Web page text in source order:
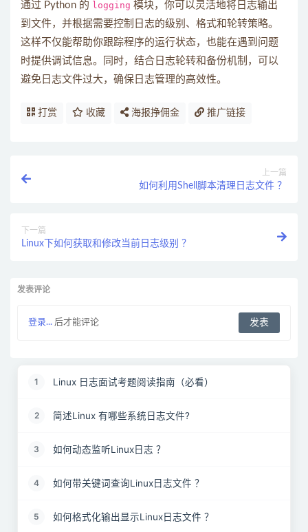
通过 Python 的 logging 模块，你可以灵活地将日志输出
到文件，并根据需要控制日志的级别、格式和轮转策略。
这样不仅能帮助你跟踪程序的运行状态，也能在遇到问题
时提供调试信息。同时，结合日志轮转和备份机制，可以
避免日志文件过大，确保日志管理的高效性。
打赏 收藏 海报挣佣金 推广链接
上一篇
如何利用Shell脚本清理日志文件 ？
下一篇
Linux下如何获取和修改当前日志级别 ？
发表评论
登录... 后才能评论
1 Linux 日志面试考题阅读指南（必看）
2 简述Linux 有哪些系统日志文件?
3 如何动态监听Linux日志 ？
4 如何带关键词查询Linux日志文件 ？
5 如何格式化输出显示Linux日志文件 ？